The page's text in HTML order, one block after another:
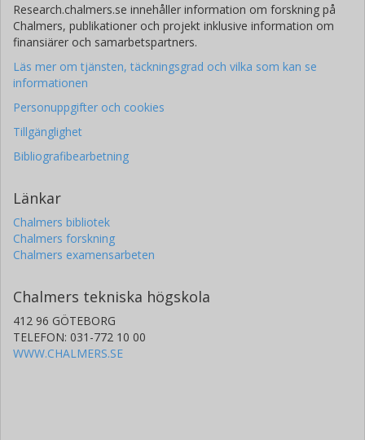
Research.chalmers.se innehåller information om forskning på
Chalmers, publikationer och projekt inklusive information om
finansiärer och samarbetspartners.
Läs mer om tjänsten, täckningsgrad och vilka som kan se
informationen
Personuppgifter och cookies
Tillgänglighet
Bibliografibearbetning
Länkar
Chalmers bibliotek
Chalmers forskning
Chalmers examensarbeten
Chalmers tekniska högskola
412 96 GÖTEBORG
TELEFON: 031-772 10 00
WWW.CHALMERS.SE